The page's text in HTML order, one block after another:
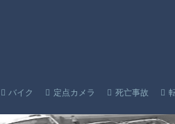
バイク 定点カメラ 死亡事故